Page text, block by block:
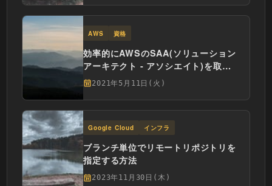
AWS 資格
効率的にAWSのSAA(ソリューション
アーキテクト - アソシエイト)を取得
する学習手順
2021年5月11日(火)
Google Cloud インフラ
ブランチ単位でリモートリポジトリを
指定する方法
2023年11月30日(木)